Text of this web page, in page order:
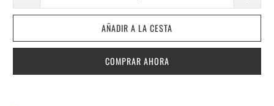
AÑADIR A LA CESTA
COMPRAR AHORA